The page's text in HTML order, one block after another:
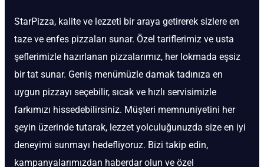
StarPizza, kalite ve lezzeti bir araya getirerek sizlere en
taze ve enfes pizzaları sunar. Özel tariflerimiz ve usta
şeflerimizle hazırlanan pizzalarımız, her lokmada eşsiz
bir tat sunar. Geniş menümüzle damak tadınıza en
uygun pizzayı seçebilir, sıcak ve hızlı servisimizle
farkımızı hissedebilirsiniz. Müşteri memnuniyetini her
şeyin üzerinde tutarak, lezzet yolculuğunuzda size en iyi
deneyimi sunmayı hedefliyoruz. Bizi takip edin,
kampanyalarımızdan haberdar olun ve özel